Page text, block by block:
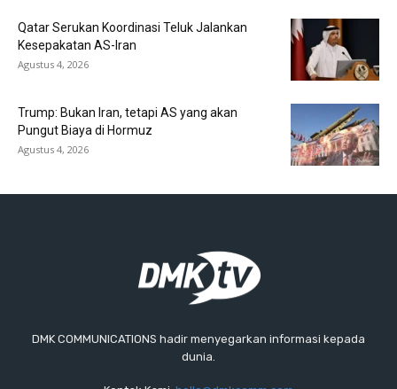
Qatar Serukan Koordinasi Teluk Jalankan
Kesepakatan AS-Iran
Agustus 4, 2026
Trump: Bukan Iran, tetapi AS yang akan
Pungut Biaya di Hormuz
Agustus 4, 2026
DMK COMMUNICATIONS hadir menyegarkan informasi kepada
dunia.